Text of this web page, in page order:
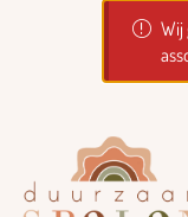
Wij